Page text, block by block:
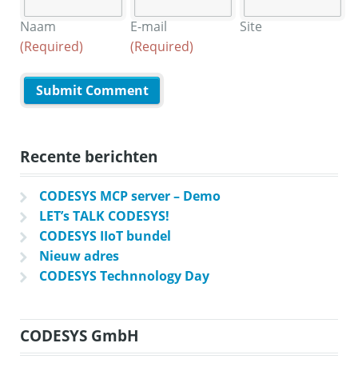
Naam
(Required)
E-mail
(Required)
Site
Recente berichten
CODESYS MCP server – Demo
LET’s TALK CODESYS!
CODESYS IIoT bundel
Nieuw adres
CODESYS Technnology Day
CODESYS GmbH